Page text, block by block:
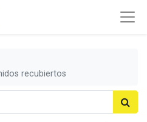
recubiertos